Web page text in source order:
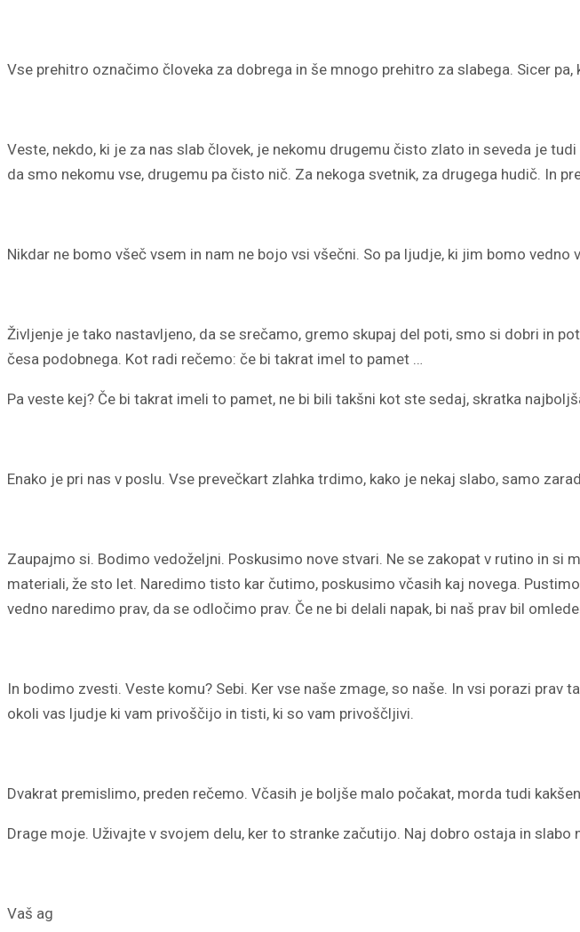
Vse prehitro označimo človeka za dobrega in še mnogo prehitro za slabega. Sicer pa,
Veste, nekdo, ki je za nas slab človek, je nekomu drugemu čisto zlato in seveda je
da smo nekomu vse, drugemu pa čisto nič. Za nekoga svetnik, za drugega hudič. In
Nikdar ne bomo všeč vsem in nam ne bojo vsi všečni. So pa ljudje, ki jim bomo
Življenje je tako nastavljeno, da se srečamo, gremo skupaj del poti, smo si dobri in
česa podobnega. Kot radi rečemo: če bi takrat imel to pamet …
Pa veste kej? Če bi takrat imeli to pamet, ne bi bili takšni kot ste sedaj, skratka
Enako je pri nas v poslu. Vse prevečkart zlahka trdimo, kako je nekaj slabo, samo
Zaupajmo si. Bodimo vedoželjni. Poskusimo nove stvari. Ne se zakopat v rutino in si
materiali, že sto let. Naredimo tisto kar čutimo, poskusimo včasih kaj novega.
vedno naredimo prav, da se odločimo prav. Če ne bi delali napak, bi naš prav bil
In bodimo zvesti. Veste komu? Sebi. Ker vse naše zmage, so naše. In vsi porazi
okoli vas ljudje ki vam privoščijo in tisti, ki so vam privoščljivi.
Dvakrat premislimo, preden rečemo. Včasih je boljše malo počakat, morda tudi
Drage moje. Uživajte v svojem delu, ker to stranke začutijo. Naj dobro ostaja in slabo
Vaš ag